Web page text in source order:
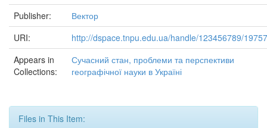
Publisher:
Вектор
URI:
http://dspace.tnpu.edu.ua/handle/123456789/19757
Appears in
Collections:
Сучасний стан, проблеми та перспективи
географічної науки в Україні
Files in This Item: